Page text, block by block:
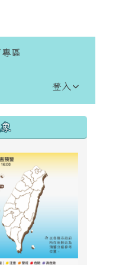
區
登入
域內容